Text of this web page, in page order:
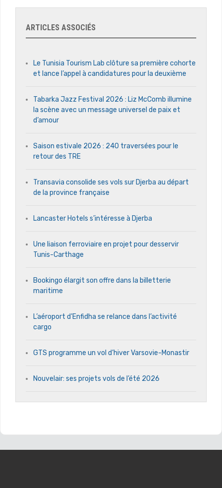
ARTICLES ASSOCIÉS
Le Tunisia Tourism Lab clôture sa première cohorte
et lance l’appel à candidatures pour la deuxième
Tabarka Jazz Festival 2026 : Liz McComb illumine
la scène avec un message universel de paix et
d’amour
Saison estivale 2026 : 240 traversées pour le
retour des TRE
Transavia consolide ses vols sur Djerba au départ
de la province française
Lancaster Hotels s’intéresse à Djerba
Une liaison ferroviaire en projet pour desservir
Tunis-Carthage
Bookingo élargit son offre dans la billetterie
maritime
L’aéroport d’Enfidha se relance dans l’activité
cargo
GTS programme un vol d’hiver Varsovie-Monastir
Nouvelair: ses projets vols de l’été 2026